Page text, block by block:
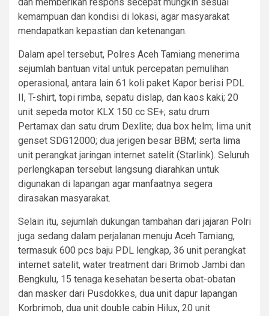
dan memberikan respons secepat mungkin sesuai
kemampuan dan kondisi di lokasi, agar masyarakat
mendapatkan kepastian dan ketenangan.
Dalam apel tersebut, Polres Aceh Tamiang menerima
sejumlah bantuan vital untuk percepatan pemulihan
operasional, antara lain 61 koli paket Kapor berisi PDL
II, T-shirt, topi rimba, sepatu dislap, dan kaos kaki; 20
unit sepeda motor KLX 150 cc SE+; satu drum
Pertamax dan satu drum Dexlite; dua box helm; lima unit
genset SDG12000; dua jerigen besar BBM; serta lima
unit perangkat jaringan internet satelit (Starlink). Seluruh
perlengkapan tersebut langsung diarahkan untuk
digunakan di lapangan agar manfaatnya segera
dirasakan masyarakat.
Selain itu, sejumlah dukungan tambahan dari jajaran Polri
juga sedang dalam perjalanan menuju Aceh Tamiang,
termasuk 600 pcs baju PDL lengkap, 36 unit perangkat
internet satelit, water treatment dari Brimob Jambi dan
Bengkulu, 15 tenaga kesehatan beserta obat-obatan
dan masker dari Pusdokkes, dua unit dapur lapangan
Korbrimob, dua unit double cabin Hilux, 20 unit